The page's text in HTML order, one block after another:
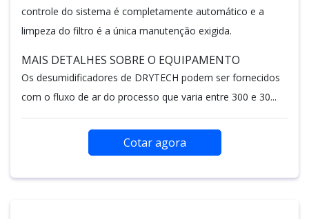
controle do sistema é completamente automático e a
limpeza do filtro é a única manutenção exigida.
MAIS DETALHES SOBRE O EQUIPAMENTO
Os desumidificadores de DRYTECH podem ser fornecidos
com o fluxo de ar do processo que varia entre 300 e 30...
Cotar agora